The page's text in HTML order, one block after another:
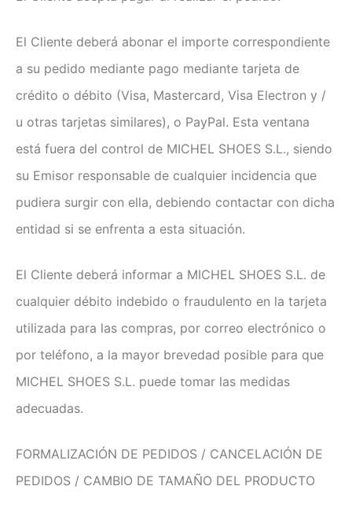
El Cliente deberá abonar el importe correspondiente
a su pedido mediante pago mediante tarjeta de
crédito o débito (Visa, Mastercard, Visa Electron y /
u otras tarjetas similares), o PayPal. Esta ventana
está fuera del control de MICHEL SHOES S.L., siendo
su Emisor responsable de cualquier incidencia que
pudiera surgir con ella, debiendo contactar con dicha
entidad si se enfrenta a esta situación.
El Cliente deberá informar a MICHEL SHOES S.L. de
cualquier débito indebido o fraudulento en la tarjeta
utilizada para las compras, por correo electrónico o
por teléfono, a la mayor brevedad posible para que
MICHEL SHOES S.L. puede tomar las medidas
adecuadas.
FORMALIZACIÓN DE PEDIDOS / CANCELACIÓN DE
PEDIDOS / CAMBIO DE TAMAÑO DEL PRODUCTO